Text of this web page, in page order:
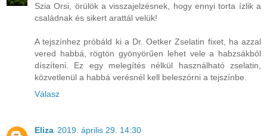
Szia Orsi, örülök a visszajelzésnek, hogy ennyi torta ízlik a
családnak és sikert arattál velük!
A tejszínhez próbáld ki a Dr. Oetker Zselatin fixet, ha azzal
vered habbá, rögtön gyönyörűen lehet vele a habzsákból
díszíteni. Ez egy melegítés nélkül használható zselatin,
közvetlenül a habbá verésnél kell beleszórni a tejszínbe.
Válasz
Eliza 2019. április 29. 14:30